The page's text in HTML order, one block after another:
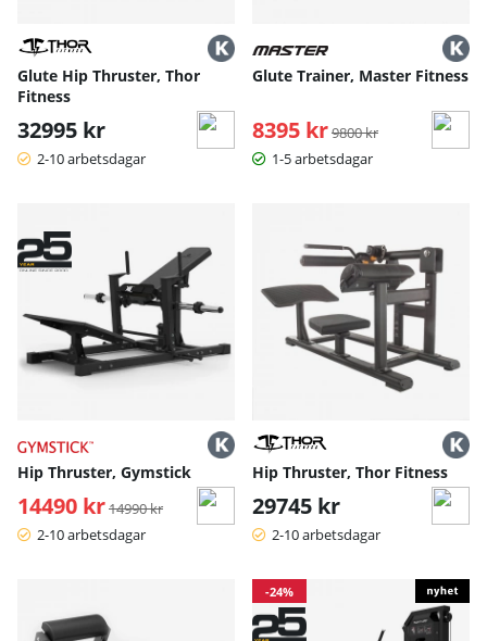
Glute Hip Thruster, Thor
Fitness
32995 kr
2-10 arbetsdagar
Glute Trainer, Master Fitness
8395 kr Ordinarie pris:
9800 kr
1-5 arbetsdagar
Hip Thruster, Gymstick
14490 kr Ordinarie pris:
14990 kr
2-10 arbetsdagar
Hip Thruster, Thor Fitness
29745 kr
2-10 arbetsdagar
-24%